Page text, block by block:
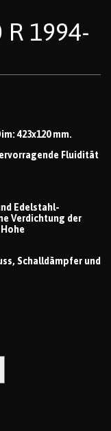
R 1994-
423x120 mm.
Fluidität
Edelstahl-
Verdichtung der
Schalldämpfer und